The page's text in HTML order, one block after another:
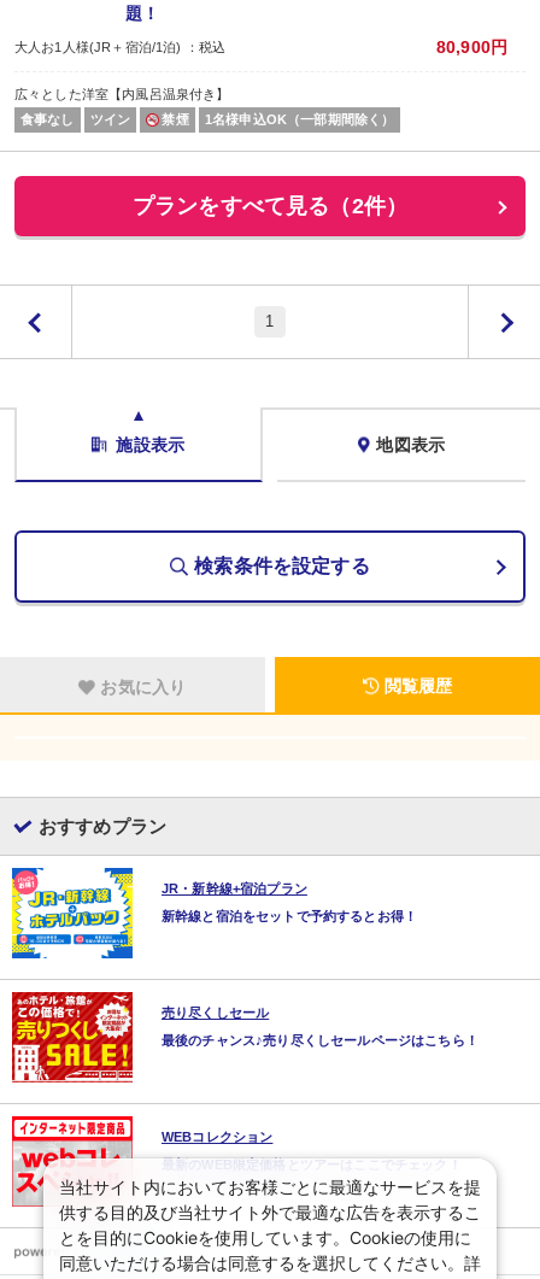
題！
大人お1人様(JR＋宿泊/1泊) ：税込 80,900円
広々とした洋室【内風呂温泉付き】
食事なし
ツイン 禁煙 1名様申込OK（一部期間除く）
プランをすべて見る（2件）
1
施設表示 地図表示
検索条件を設定する
お気に入り 閲覧履歴
おすすめプラン
JR・新幹線+宿泊プラン
新幹線と宿泊をセットで予約するとお得！
売り尽くしセール
最後のチャンス♪売り尽くしセールページはこちら！
WEBコレクション
最新のWEB限定価格とツアーはここでチェック！
当社サイト内においてお客様ごとに最適なサービスを提
供する目的及び当社サイト外で最適な広告を表示するこ
とを目的にCookieを使用しています。Cookieの使用に
同意いただける場合は同意するを選択してください。詳